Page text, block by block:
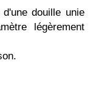
douille unie
légèrement